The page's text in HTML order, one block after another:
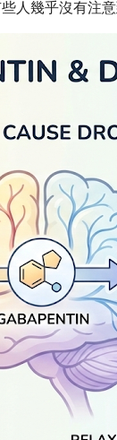
人幾乎沒有注